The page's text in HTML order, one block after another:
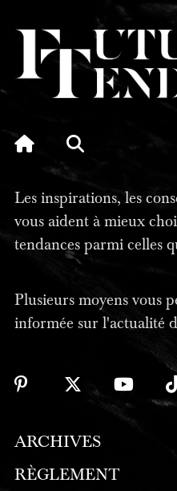
Les inspirations, les
vous aident à mieux
tendances parmi celles
Plusieurs moyens vous
informée sur l'actualité
ARCHIVES
RÈGLEMENT